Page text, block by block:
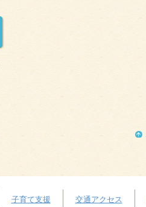
子育て支援 交通アクセス